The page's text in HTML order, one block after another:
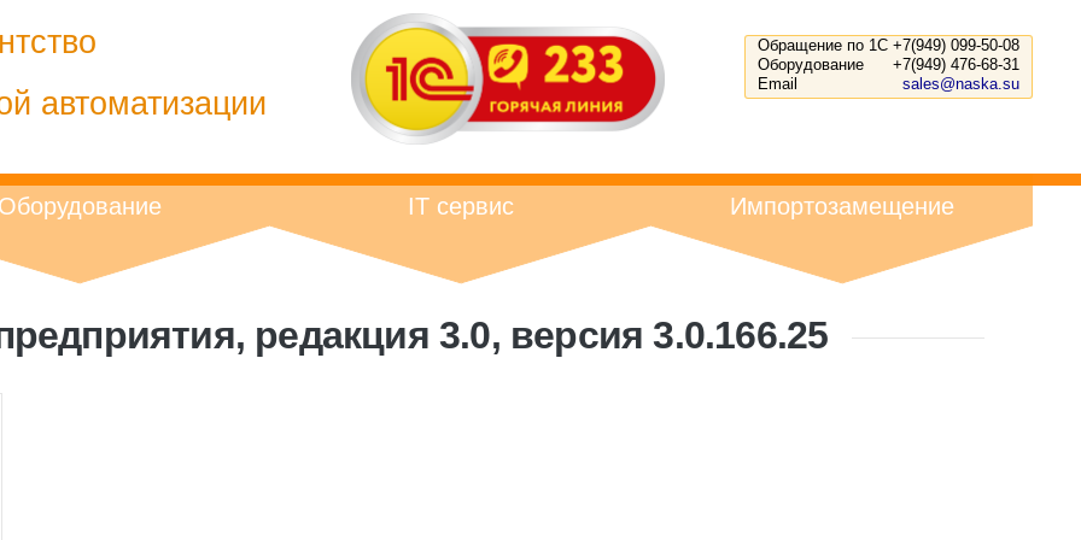
автоматизации
Обращение по 1С +7(949) 099-50-08
Оборудование
+7(949) 476-68-31
Email
sales@naska.su
Оборудование IT сервис Импортозамещение
редакция 3.0, версия 3.0.166.25